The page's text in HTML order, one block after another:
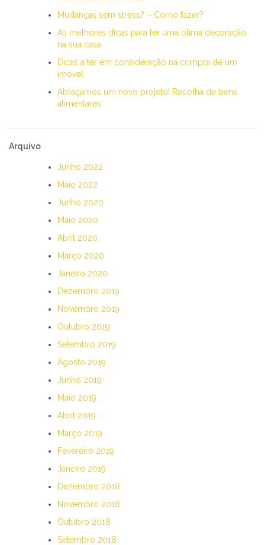
Mudanças sem stress? – Como fazer?
As melhores dicas para ter uma ótima decoração
na sua casa
Dicas a ter em consideração na compra de um
imóvel
Abraçamos um novo projeto! Recolha de bens
alimentares
Arquivo
Junho 2022
Maio 2022
Junho 2020
Maio 2020
Abril 2020
Março 2020
Janeiro 2020
Dezembro 2019
Novembro 2019
Outubro 2019
Setembro 2019
Agosto 2019
Junho 2019
Maio 2019
Abril 2019
Março 2019
Fevereiro 2019
Janeiro 2019
Dezembro 2018
Novembro 2018
Outubro 2018
Setembro 2018